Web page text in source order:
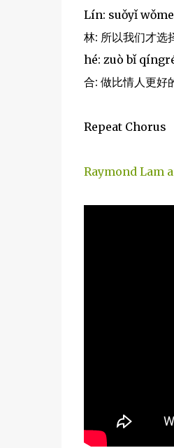
Lín: suǒyǐ
林: 所以我们才选
hé: zuò bǐ
合: 做比情人更好
Repeat Chorus
Raymond Lam